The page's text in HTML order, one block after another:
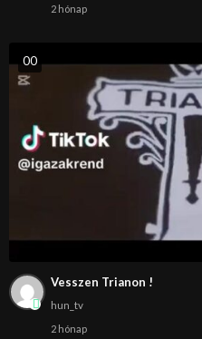
2 hónap
00
Vesszen Trianon !
hun_tv
2 hónap